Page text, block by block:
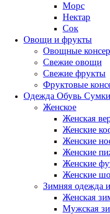
Морс
Нектар
Сок
Овощи и фрукты
Овощные
Свежие овощи
Свежие фрукты
Фруктовые
Одежда Обувь Сумки
Женское
Женская
Женские
Женские
Женские
Женские
Женские
Зимняя одежда
Женская
Мужская